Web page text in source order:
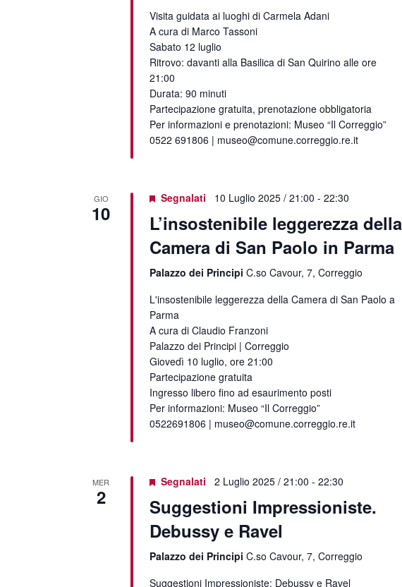
Visita guidata ai luoghi di Carmela Adani
A cura di Marco Tassoni
Sabato 12 luglio
Ritrovo: davanti alla Basilica di San Quirino alle ore
21:00
Durata: 90 minuti
Partecipazione gratuita, prenotazione obbligatoria
Per informazioni e prenotazioni: Museo “Il Correggio”
0522 691806 | museo@comune.correggio.re.it
GIO
10
Segnalati 10 Luglio 2025 / 21:00 - 22:30
L’insostenibile leggerezza della
Camera di San Paolo in Parma
Palazzo dei Principi C.so Cavour, 7, Correggio
L'insostenibile leggerezza della Camera di San Paolo a
Parma
A cura di Claudio Franzoni
Palazzo dei Principi | Correggio
Giovedì 10 luglio, ore 21:00
Partecipazione gratuita
Ingresso libero fino ad esaurimento posti
Per informazioni: Museo “Il Correggio”
0522691806 | museo@comune.correggio.re.it
MER
2
Segnalati 2 Luglio 2025 / 21:00 - 22:30
Suggestioni Impressioniste.
Debussy e Ravel
Palazzo dei Principi C.so Cavour, 7, Correggio
Suggestioni Impressioniste: Debussy e Ravel